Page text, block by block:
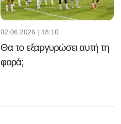
02.06.2026 | 18:10
Θα το εξαργυρώσει αυτή τη
φορά;